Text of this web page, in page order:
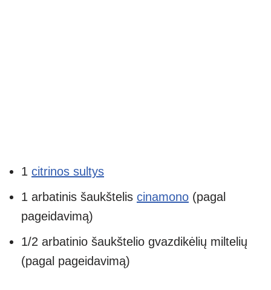
1 citrinos sultys
1 arbatinis šaukštelis cinamono (pagal
pageidavimą)
1/2 arbatinio šaukštelio gvazdikėlių miltelių
(pagal pageidavimą)